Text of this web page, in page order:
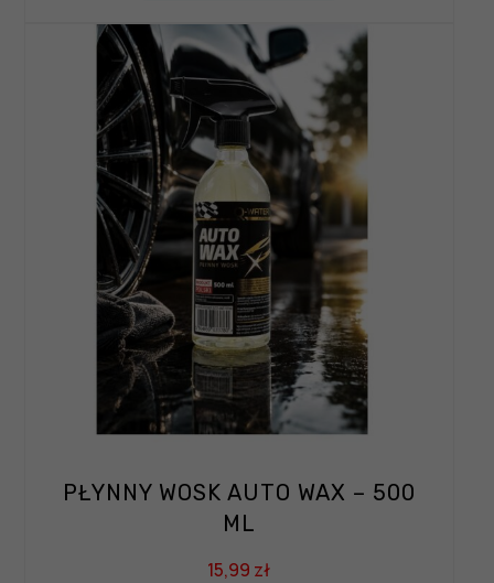
PŁYNNY WOSK AUTO WAX – 500
ML
15,99 zł